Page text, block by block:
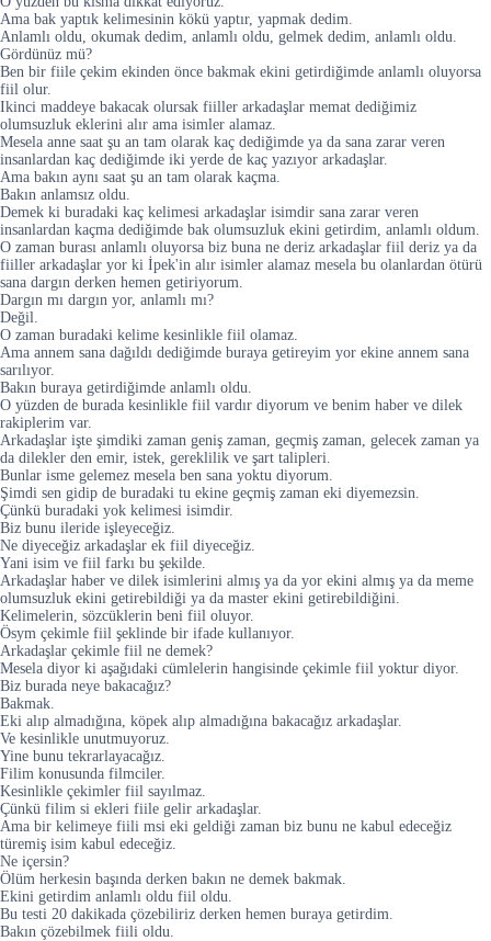
Ama bak yaptık kelimesinin kökü yaptır, yapmak dedim.
Anlamlı oldu, okumak dedim, anlamlı oldu, gelmek dedim, anlamlı oldu.
Gördünüz mü?
Ben bir fiile çekim ekinden önce bakmak ekini getirdiğimde anlamlı oluyorsa
fiil olur.
Ikinci maddeye bakacak olursak fiiller arkadaşlar memat dediğimiz
olumsuzluk eklerini alır ama isimler alamaz.
Mesela anne saat şu an tam olarak kaç dediğimde ya da sana zarar veren
insanlardan kaç dediğimde iki yerde de kaç yazıyor arkadaşlar.
Ama bakın aynı saat şu an tam olarak kaçma.
Bakın anlamsız oldu.
Demek ki buradaki kaç kelimesi arkadaşlar isimdir sana zarar veren
insanlardan kaçma dediğimde bak olumsuzluk ekini getirdim, anlamlı oldum.
O zaman burası anlamlı oluyorsa biz buna ne deriz arkadaşlar fiil deriz ya da
fiiller arkadaşlar yor ki İpek'in alır isimler alamaz mesela bu olanlardan ötürü
sana dargın derken hemen getiriyorum.
Dargın mı dargın yor, anlamlı mı?
Değil.
O zaman buradaki kelime kesinlikle fiil olamaz.
Ama annem sana dağıldı dediğimde buraya getireyim yor ekine annem sana
sarılıyor.
Bakın buraya getirdiğimde anlamlı oldu.
O yüzden de burada kesinlikle fiil vardır diyorum ve benim haber ve dilek
rakiplerim var.
Arkadaşlar işte şimdiki zaman geniş zaman, geçmiş zaman, gelecek zaman ya
da dilekler den emir, istek, gereklilik ve şart talipleri.
Bunlar isme gelemez mesela ben sana yoktu diyorum.
Şimdi sen gidip de buradaki tu ekine geçmiş zaman eki diyemezsin.
Çünkü buradaki yok kelimesi isimdir.
Biz bunu ileride işleyeceğiz.
Ne diyeceğiz arkadaşlar ek fiil diyeceğiz.
Yani isim ve fiil farkı bu şekilde.
Arkadaşlar haber ve dilek isimlerini almış ya da yor ekini almış ya da meme
olumsuzluk ekini getirebildiği ya da master ekini getirebildiğini.
Kelimelerin, sözcüklerin beni fiil oluyor.
Ösym çekimle fiil şeklinde bir ifade kullanıyor.
Arkadaşlar çekimle fiil ne demek?
Mesela diyor ki aşağıdaki cümlelerin hangisinde çekimle fiil yoktur diyor.
Biz burada neye bakacağız?
Bakmak.
Eki alıp almadığına, köpek alıp almadığına bakacağız arkadaşlar.
Ve kesinlikle unutmuyoruz.
Yine bunu tekrarlayacağız.
Filim konusunda filmciler.
Kesinlikle çekimler fiil sayılmaz.
Çünkü filim si ekleri fiile gelir arkadaşlar.
Ama bir kelimeye fiili msi eki geldiği zaman biz bunu ne kabul edeceğiz
türemiş isim kabul edeceğiz.
Ne içersin?
Ölüm herkesin başında derken bakın ne demek bakmak.
Ekini getirdim anlamlı oldu fiil oldu.
Bu testi 20 dakikada çözebiliriz derken hemen buraya getirdim.
Bakın çözebilmek fiili oldu.